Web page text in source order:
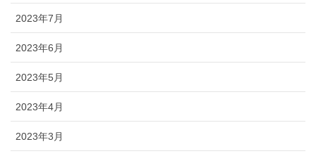
2023年7月
2023年6月
2023年5月
2023年4月
2023年3月